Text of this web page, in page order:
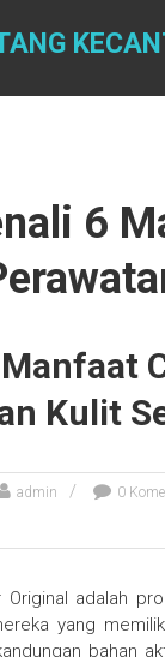
6
Kulit
admin 0
Original adalah
yang
bahan